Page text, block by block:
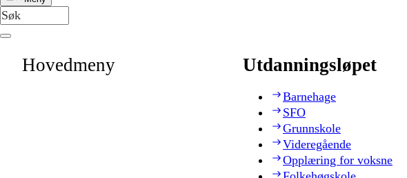
Hovedmeny Utdanningsløpet
Barnehage
SFO
Grunnskole
Videregående
Opplæring for voksne